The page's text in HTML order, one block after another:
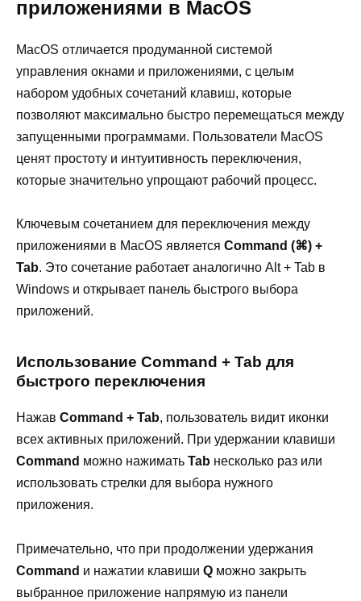
приложениями в MacOS
MacOS отличается продуманной системой
управления окнами и приложениями, с целым
набором удобных сочетаний клавиш, которые
позволяют максимально быстро перемещаться между
запущенными программами. Пользователи MacOS
ценят простоту и интуитивность переключения,
которые значительно упрощают рабочий процесс.
Ключевым сочетанием для переключения между
приложениями в MacOS является Command (⌘) +
Tab. Это сочетание работает аналогично Alt + Tab в
Windows и открывает панель быстрого выбора
приложений.
Использование Command + Tab для
быстрого переключения
Нажав Command + Tab, пользователь видит иконки
всех активных приложений. При удержании клавиши
Command можно нажимать Tab несколько раз или
использовать стрелки для выбора нужного
приложения.
Примечательно, что при продолжении удержания
Command и нажатии клавиши Q можно закрыть
выбранное приложение напрямую из панели